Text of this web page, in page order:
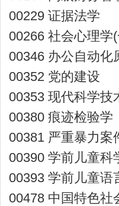
00229 证据法学
00266 社会心理学
00346 办公自动化
00352 党的建设
00353 现代科学技
00380 痕迹检验学
00381 严重暴力案
00390 学前儿童科
00393 学前儿童语
00478 中国特色社